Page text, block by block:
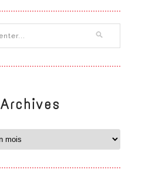
Archives